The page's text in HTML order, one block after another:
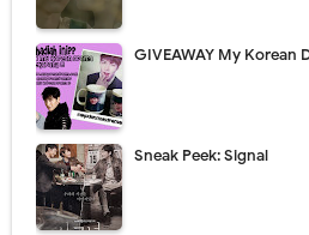
GIVEAWAY My Korean
Sneak Peek: Signal